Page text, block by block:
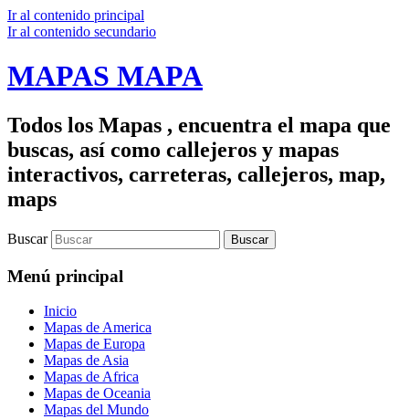
Ir al contenido principal
Ir al contenido secundario
MAPAS MAPA
Todos los Mapas , encuentra el mapa que
buscas, así como callejeros y mapas
interactivos, carreteras, callejeros, map,
maps
Buscar
Menú principal
Inicio
Mapas de America
Mapas de Europa
Mapas de Asia
Mapas de Africa
Mapas de Oceania
Mapas del Mundo